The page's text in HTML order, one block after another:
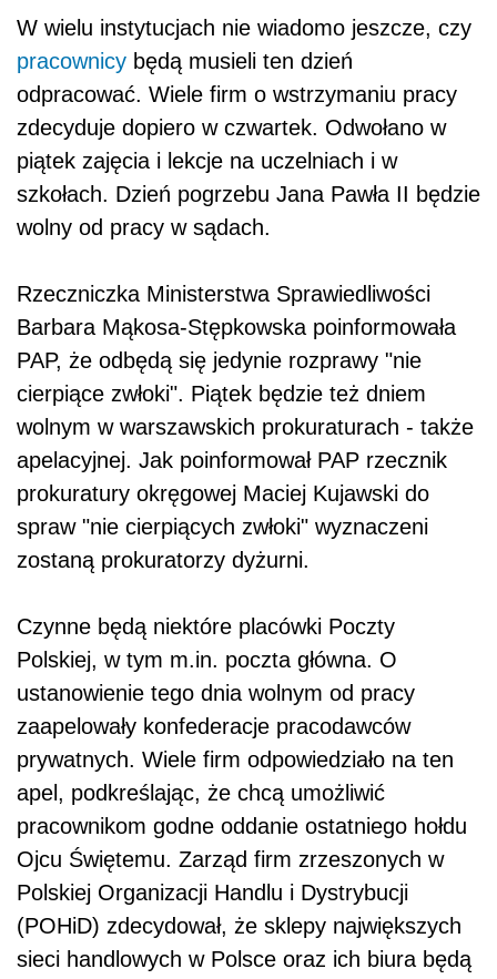
W wielu instytucjach nie wiadomo jeszcze, czy
pracownicy będą musieli ten dzień
odpracować. Wiele firm o wstrzymaniu pracy
zdecyduje dopiero w czwartek. Odwołano w
piątek zajęcia i lekcje na uczelniach i w
szkołach. Dzień pogrzebu Jana Pawła II będzie
wolny od pracy w sądach.
Rzeczniczka Ministerstwa Sprawiedliwości
Barbara Mąkosa-Stępkowska poinformowała
PAP, że odbędą się jedynie rozprawy "nie
cierpiące zwłoki". Piątek będzie też dniem
wolnym w warszawskich prokuraturach - także
apelacyjnej. Jak poinformował PAP rzecznik
prokuratury okręgowej Maciej Kujawski do
spraw "nie cierpiących zwłoki" wyznaczeni
zostaną prokuratorzy dyżurni.
Czynne będą niektóre placówki Poczty
Polskiej, w tym m.in. poczta główna. O
ustanowienie tego dnia wolnym od pracy
zaapelowały konfederacje pracodawców
prywatnych. Wiele firm odpowiedziało na ten
apel, podkreślając, że chcą umożliwić
pracownikom godne oddanie ostatniego hołdu
Ojcu Świętemu. Zarząd firm zrzeszonych w
Polskiej Organizacji Handlu i Dystrybucji
(POHiD) zdecydował, że sklepy największych
sieci handlowych w Polsce oraz ich biura będą